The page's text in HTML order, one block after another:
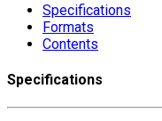
Specifications
Formats
Contents
Specifications